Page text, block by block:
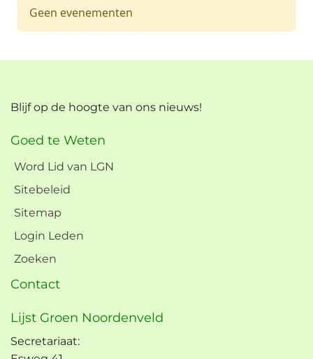
Geen evenementen
Blijf op de hoogte van ons nieuws!
Goed te Weten
Word Lid van LGN
Sitebeleid
Sitemap
Login Leden
Zoeken
Contact
Lijst Groen Noordenveld
Secretariaat: